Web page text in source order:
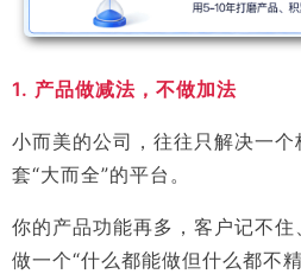
1. 产品做减法，不做加法
小而美的公司，往往只解决一
套“大而全”的平台。
你的产品功能再多，客户记不
做一个“什么都能做但什么都不